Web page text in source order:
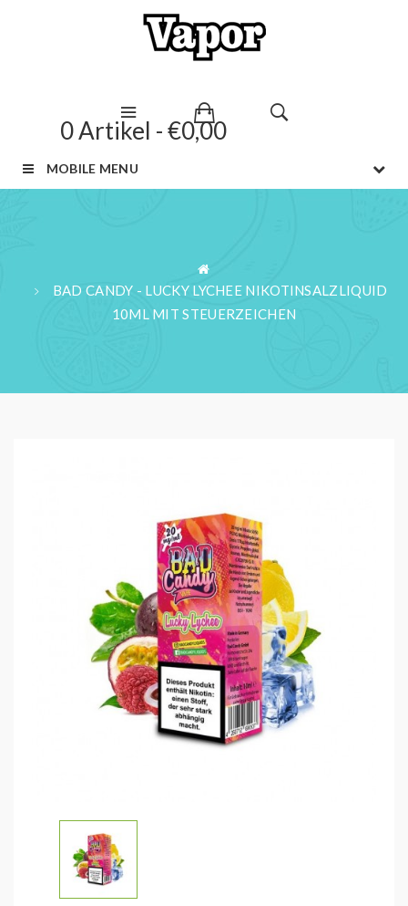
0 Artikel - €0,00
MOBILE MENU
BAD CANDY - LUCKY LYCHEE NIKOTINSALZLIQUID
10ML MIT STEUERZEICHEN